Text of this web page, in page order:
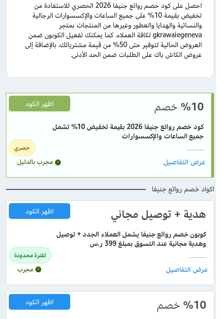
احصل على كود خصم روائع جنيفا 2026 الحصري للاستفادة من
تخفيض بقيمة 10% على جميع الساعات والإكسسوارات الرجالية
والنسائية والهدايا والعطور وغيرها من المنتجات بمتجر
gkrawaiegeneva لكافة العملاء. كما يمكنك تفعيل الكوبون ضمن
العروض الحالية لتوفير حتى 50% من قيمة مشترياتك، بالإضافة إلى
عروض الكاش باك على الطلبات ضمن الحد الأدنى.
%10 خصم
حصري
كود خصم روائع جنيفا 2026 بقيمة تخفيض 10% تشمل
جميع الساعات والإكسسوارات
اظهر الكود
مجرب بالدليل
اكواد خصم روائع جنيفا
هدية + توصيل مجاني
لفترة محدودة
كوبون خصم روائع جنيفا يشمل العملاء الجدد + توصيل
وهدية مجانية عند التسوق بمبلغ 399 ر.س
اظهر الكود
مجرب
%10 خصم اظهر الكود